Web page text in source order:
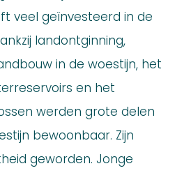
veel geïnvesteerd in de
landontginning,
in de woestijn, het
en het
werden grote delen
bewoonbaar. Zijn
geworden. Jonge